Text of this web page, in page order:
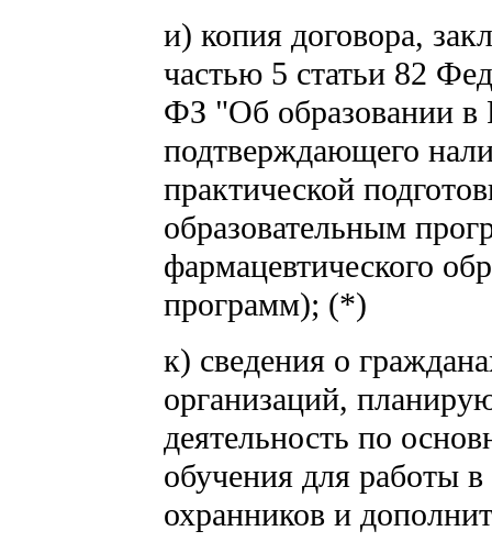
и) копия договора,
частью 5 статьи 82
ФЗ "Об образовании в
подтверждающего
практической
образовательным
фармацевтического
программ); (*)
к) сведения о
организаций,
деятельность по
обучения для работы
охранников и